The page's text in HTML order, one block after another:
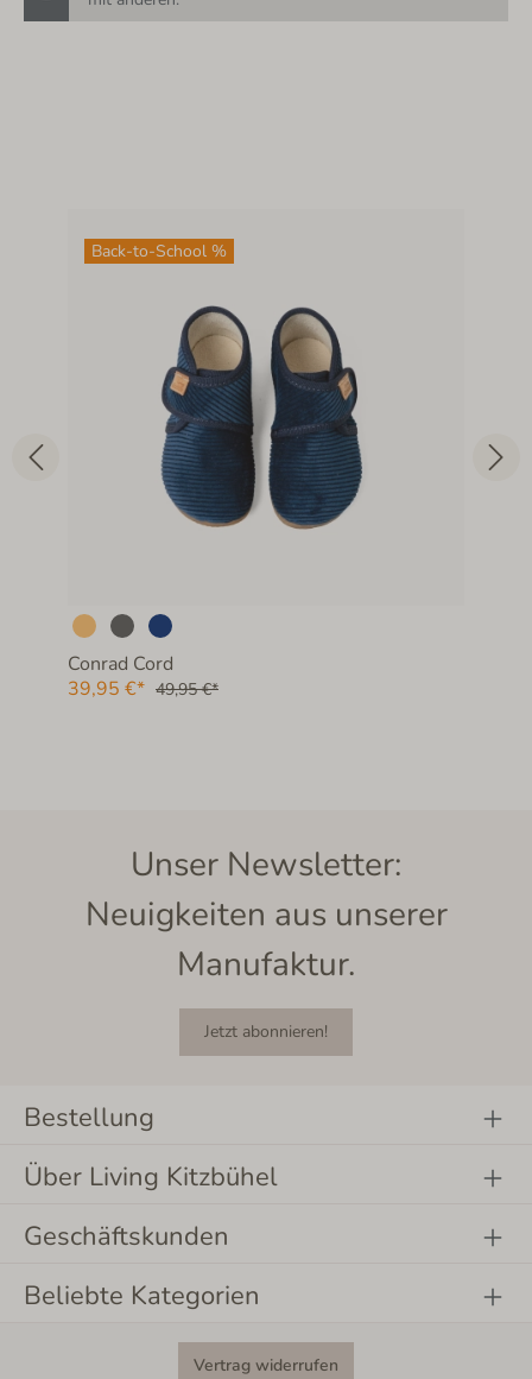
Back-to-School %
Conrad Cord
39,95 €* 49,95 €*
Unser Newsletter:
Neuigkeiten aus unserer
Manufaktur.
Jetzt abonnieren!
Bestellung
Über Living Kitzbühel
Geschäftskunden
Beliebte Kategorien
Vertrag widerrufen